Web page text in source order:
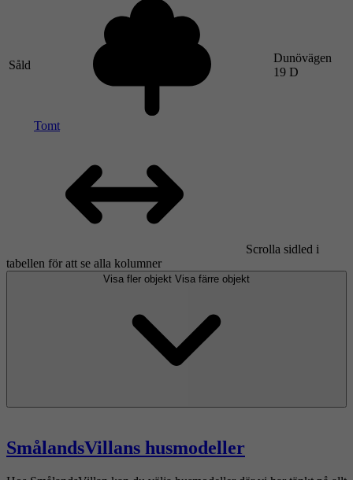
Såld
Tomt
Dunövägen
19 D
Scrolla sidled i
tabellen för att se alla kolumner
Visa fler objekt Visa färre objekt
SmålandsVillans husmodeller